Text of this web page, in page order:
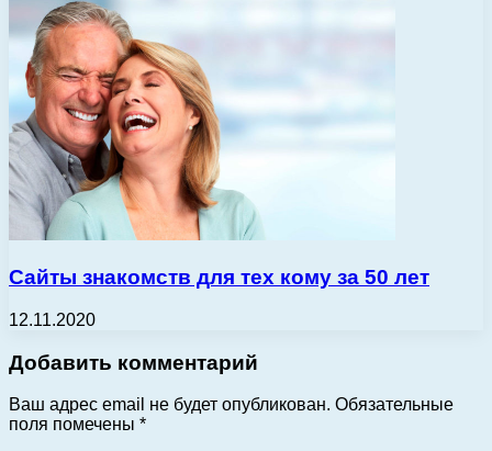
Сайты знакомств для тех кому за 50 лет
12.11.2020
Добавить комментарий
Ваш адрес email не будет опубликован. Обязательные
поля помечены *